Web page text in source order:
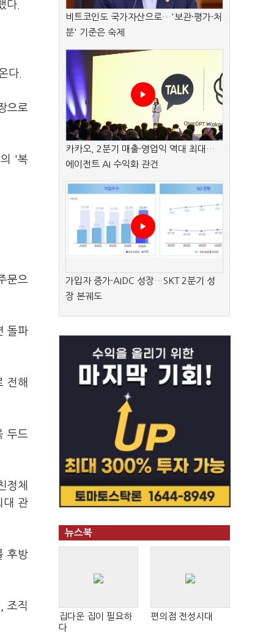
다.
다.
으로
'복
문으
돌파
전해
두드
정체
대 관
후방
조직
비트코인도 국가자산으로…'보관·평가·처
분' 기준은 숙제
카카오, 2분기 매출·영업익 역대 최대…
에이전트 AI 수익화 관건
가입자 증가·AIDC 성장…SKT 2분기 성
장 본궤도
뉴스북
집다운 집이 필요하
다
편의점 전성시대